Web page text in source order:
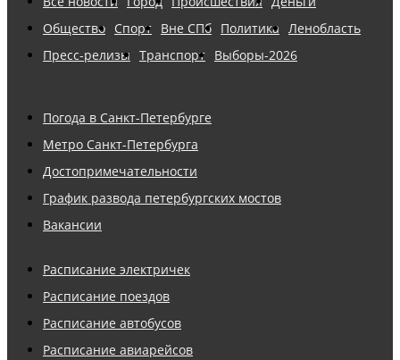
Общество Спорт Вне СПб Политика Ленобласть
Пресс-релизы Транспорт Выборы-2026
Погода в Санкт-Петербурге
Метро Санкт-Петербурга
Достопримечательности
График развода петербургских мостов
Вакансии
Расписание электричек
Расписание поездов
Расписание автобусов
Расписание авиарейсов